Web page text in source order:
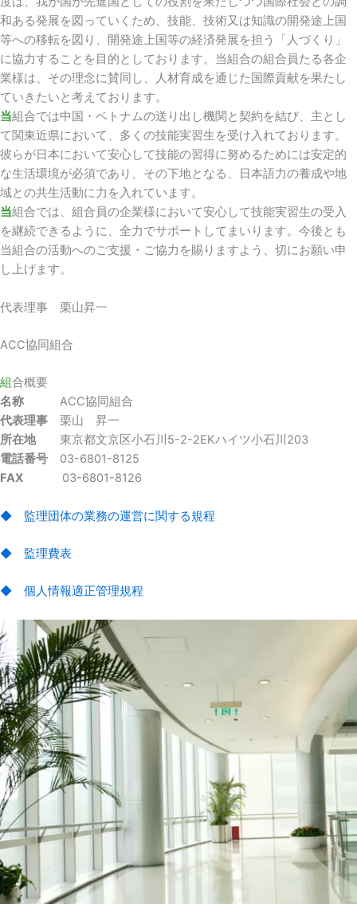
和ある発展を図っていくため、技能、技術又は知識の開発途上国
等への移転を図り、開発途上国等の経済発展を担う「人づくり」
に協力することを目的としております。当組合の組合員たる各企
業様は、その理念に賛同し、人材育成を通じた国際貢献を果たし
ていきたいと考えております。
当組合では中国・ベトナムの送り出し機関と契約を結び、主とし
て関東近県において、多くの技能実習生を受け入れております。
彼らが日本において安心して技能の習得に努めるためには安定的
な生活環境が必須であり、その下地となる、日本語力の養成や地
域との共生活動に力を入れています。
当組合では、組合員の企業様において安心して技能実習生の受入
を継続できるように、全力でサポートしてまいります。今後とも
当組合の活動へのご支援・ご協力を賜りますよう、切にお願い申
し上げます。
代表理事 栗山昇一
ACC協同組合
組合概要
名称 ACC協同組合
代表理事 栗山 昇一
所在地東京都文京区小石川5-2-2EKハイツ小石川203
電話番号 03-6801-8125
FAX 03-6801-8126
◆ 監理団体の業務の運営に関する規程
◆ 監理費表
◆ 個人情報適正管理規程